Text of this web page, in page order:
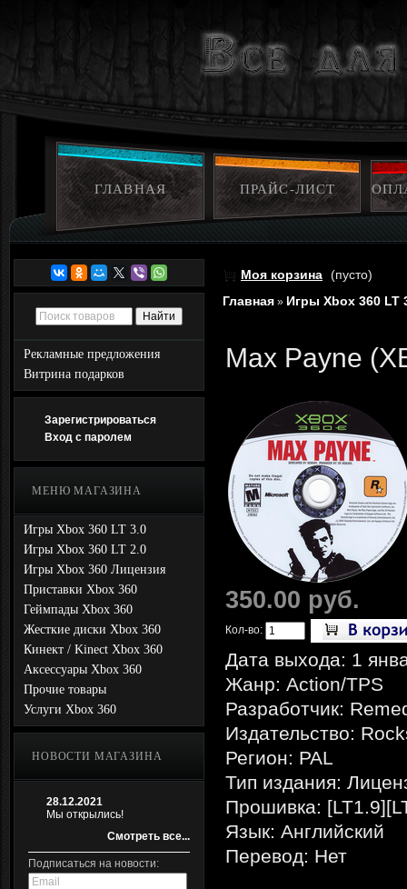
ГЛАВНАЯ ПРАЙС-ЛИСТ
Рекламные предложения
Витрина подарков
Зарегистрироваться
Вход с паролем
МЕНЮ МАГАЗИНА
Игры Xbox 360 LT 3.0
Игры Xbox 360 LT 2.0
Игры Xbox 360 Лицензия
Приставки Xbox 360
Геймпады Xbox 360
Жесткие диски Xbox 360
Кинект / Kinect Xbox 360
Аксессуары Xbox 360
Прочие товары
Услуги Xbox 360
НОВОСТИ МАГАЗИНА
28.12.2021
Мы открылись!
Смотреть все...
Подписаться на новости:
Моя корзина (пусто)
Главная » Игры Xbox 360 LT
Max Payne
350.00 руб.
Кол-во:
Дата выхода: 1
Жанр: Action/TPS
Разработчик:
Издательство:
Регион: PAL
Тип издания:
Прошивка:
Язык: Английский
Перевод: Нет